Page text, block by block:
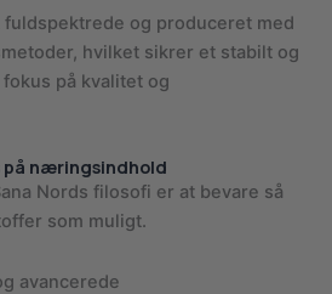
og produceret med
hvilket sikrer et stabilt og
på kvalitet og
på næringsindhold
Nords filosofi er at bevare så
som muligt.
avancerede